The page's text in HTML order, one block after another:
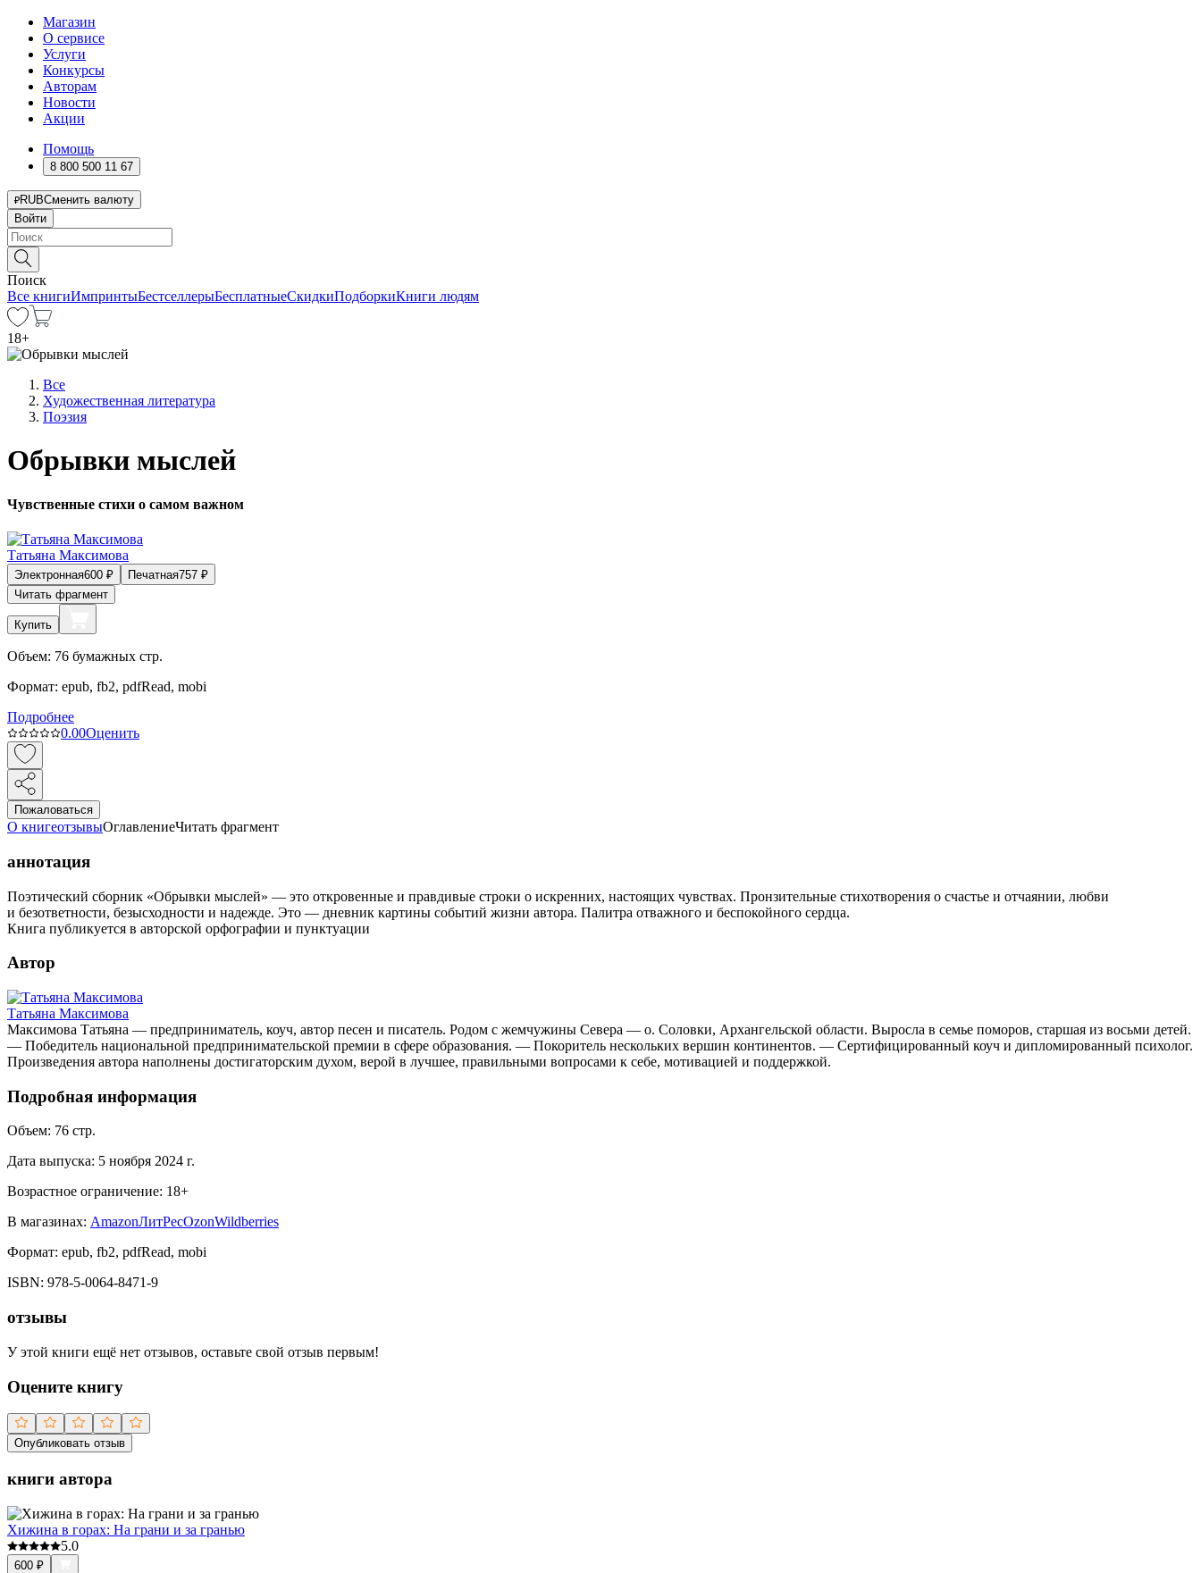
Магазин
О сервисе
Услуги
Конкурсы
Авторам
Новости
Акции
Помощь
8 800 500 11 67
RUBСменить валюту
Войти
Поиск
Все книгиИмпринтыБестселлерыБесплатныеСкидкиПодборкиКниги людям
18+
Все
Художественная литература
Поэзия
Обрывки мыслей
Чувственные стихи о самом важном
Татьяна Максимова
Электронная600 ₽ Печатная757 ₽
Читать фрагмент
Купить
Объем: 76 бумажных стр.
Формат: epub, fb2, pdfRead, mobi
Подробнее
0.00Оценить
Пожаловаться
О книгеотзывыОглавлениеЧитать фрагмент
аннотация
Поэтический сборник «Обрывки мыслей» — это откровенные и правдивые строки о искренних, настоящих чувствах. Пронзительные стихотворения о счастье и отчаянии, любви
и безответности, безысходности и надежде. Это — дневник картины событий жизни автора. Палитра отважного и беспокойного сердца.
Книга публикуется в авторской орфографии и пунктуации
Автор
Татьяна Максимова
Максимова Татьяна — предприниматель, коуч, автор песен и писатель. Родом с жемчужины Севера — о. Соловки, Архангельской области. Выросла в семье поморов, старшая из восьми детей.
— Победитель национальной предпринимательской премии в сфере образования. — Покоритель нескольких вершин континентов. — Сертифицированный коуч и дипломированный психолог.
Произведения автора наполнены достигаторским духом, верой в лучшее, правильными вопросами к себе, мотивацией и поддержкой.
Подробная информация
Объем: 76 стр.
Дата выпуска: 5 ноября 2024 г.
Возрастное ограничение: 18+
В магазинах: AmazonЛитРесOzonWildberries
Формат: epub, fb2, pdfRead, mobi
ISBN: 978-5-0064-8471-9
отзывы
У этой книги ещё нет отзывов, оставьте свой отзыв первым!
Оцените книгу
Опубликовать отзыв
книги автора
Хижина в горах: На грани и за гранью
5.0
600 ₽